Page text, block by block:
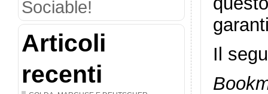
Sociable!
Articoli
recenti
Il